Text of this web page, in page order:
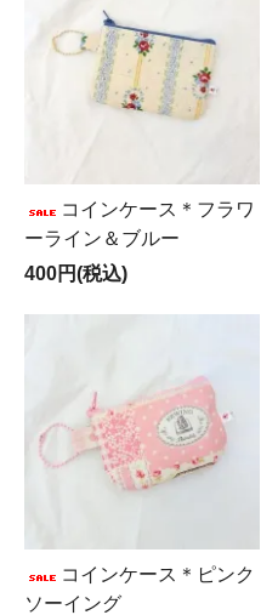
コインケース＊フラワ
ーライン＆ブルー
400円(税込)
コインケース＊ピンク
ソーイング